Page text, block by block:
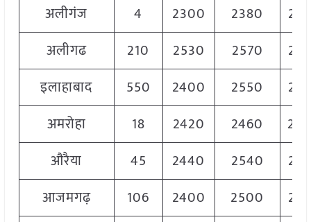
अलीगंज
4 2300 2380
अलीगढ
210 2530 2570
इलाहाबाद
550 2400 2550
अमरोहा
18 2420 2460
औरैया
45 2440 2540
आजमगढ़
106 2400 2500